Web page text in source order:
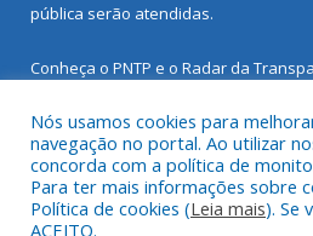
pública serão atendidas.
Conheça o PNTP e o Radar da
Todos os direitos reservados a
Novo.
Nós usamos cookies para
navegação no portal. Ao utilizar
concorda com a política de
Para ter mais informações sobre
Política de cookies (Leia mais). Se
ACEITO.